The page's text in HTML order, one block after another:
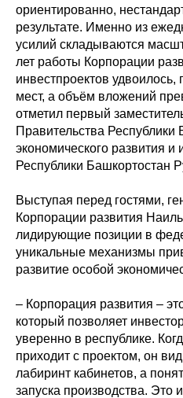
ориентированно,
результате. Именно из
усилий складываются
лет работы Корпорации
инвестпроектов
мест, а объём вложений
отметил первый
Правительства
экономического развития и
Республики Башкортостан
Выступая перед гостями,
Корпорации развития
лидирующие позиции в
уникальные механизмы
развитие особой
– Корпорация развития –
который позволяет
уверенно в республике.
приходит с проектом, он
лабиринт кабинетов, а
запуска производства. Это